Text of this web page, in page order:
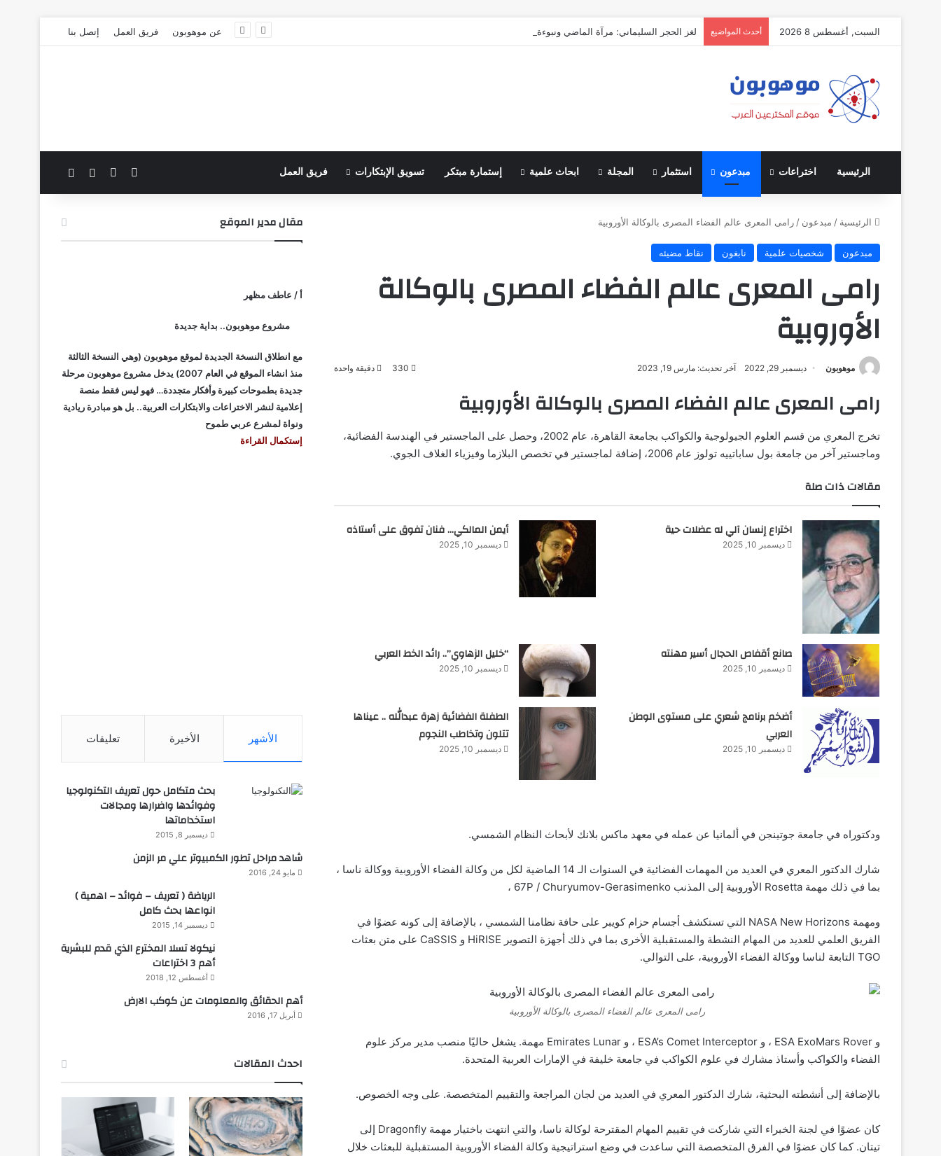
السبت, أغسطس 8 2026 أحدث المواضيع لغز الحجر السليماني: مرآة الماضي ونبوءة الزوال عن موهوبون فريق العمل إتصل بنا
الرئيسية اختراعات مبدعون استثمار المجلة ابحاث علمية إستمارة مبتكر تسويق الإبتكارات فريق العمل فيسبوك الوضع المظلم
الرئيسية / مبدعون / رامى المعرى عالم الفضاء المصرى بالوكالة الأوروبية
مبدعون شخصيات علمية نابغون نقاط مضيئه
رامى المعرى عالم الفضاء المصرى بالوكالة
الأوروبية
موهوبون ديسمبر 29, 2022 آخر تحديث: مارس 19, 2023 330 دقيقة واحدة
رامى المعرى عالم الفضاء المصرى بالوكالة الأوروبية
تخرج المعري من قسم العلوم الجيولوجية والكواكب بجامعة القاهرة، عام 2002، وحصل على الماجستير في الهندسة الفضائية،
وماجستير آخر من جامعة بول ساباتييه تولوز عام 2006، إضافة لماجستير في تخصص البلازما وفيزياء الغلاف الجوي.
مقالات ذات صلة
اختراع إنسان آلي له عضلات حية
ديسمبر 10, 2025
أيمن المالكي… فنان تفوق على أستاذه
ديسمبر 10, 2025
صانع أقفاص الحجال أسير مهنته
ديسمبر 10, 2025
“خليل الزهاوي”.. رائد الخط العربي
ديسمبر 10, 2025
أضخم برنامج شعري على مستوى الوطن
العربي
ديسمبر 10, 2025
الطفلة الفضائية زهرة عبدالله .. عيناها
تتلون وتخاطب النجوم
ديسمبر 10, 2025
ودكتوراه في جامعة جوتينجن في ألمانيا عن عمله في معهد ماكس بلانك لأبحاث النظام الشمسي.
شارك الدكتور المعري في العديد من المهمات الفضائية في السنوات الـ 14 الماضية لكل من وكالة الفضاء الأوروبية ووكالة ناسا ،
بما في ذلك مهمة Rosetta الأوروبية إلى المذنب 67P / Churyumov-Gerasimenko ،
ومهمة NASA New Horizons التي تستكشف أجسام حزام كويبر على حافة نظامنا الشمسي ، بالإضافة إلى كونه عضوًا في
الفريق العلمي للعديد من المهام النشطة والمستقبلية الأخرى بما في ذلك أجهزة التصوير HiRISE و CaSSIS على متن بعثات
TGO التابعة لناسا ووكالة الفضاء الأوروبية، على التوالي.
رامى المعرى عالم الفضاء المصرى بالوكالة الأوروبية
و ESA ExoMars Rover ، و ESA’s Comet Interceptor ، و Emirates Lunar مهمة. يشغل حاليًا منصب مدير مركز علوم
الفضاء والكواكب وأستاذ مشارك في علوم الكواكب في جامعة خليفة في الإمارات العربية المتحدة.
بالإضافة إلى أنشطته البحثية، شارك الدكتور المعري في العديد من لجان المراجعة والتقييم المتخصصة. على وجه الخصوص.
كان عضوًا في لجنة الخبراء التي شاركت في تقييم المهام المقترحة لوكالة ناسا، والتي انتهت باختيار مهمة Dragonfly إلى
تيتان. كما كان عضوًا في الفرق المتخصصة التي ساعدت في وضع استراتيجية وكالة الفضاء الأوروبية المستقبلية للبعثات خلال
مقال مدير الموقع
أ / عاطف مظهر
مشروع موهوبون.. بداية جديدة
مع انطلاق النسخة الجديدة لموقع موهوبون (وهي النسخة الثالثة
منذ انشاء الموقع في العام 2007) يدخل مشروع موهوبون مرحلة
جديدة بطموحات كبيرة وأفكار متجددة… فهو ليس فقط منصة
إعلامية لنشر الاختراعات والابتكارات العربية.. بل هو مبادرة ريادية
ونواة لمشرع عربي طموح
إستكمال القراءة
الأشهر الأخيرة تعليقات
بحث متكامل حول تعريف التكنولوجيا
وفوائدها واضرارها ومجالات
استخداماتها
ديسمبر 8, 2015
شاهد مراحل تطور الكمبيوتر علي مر الزمن
مايو 24, 2016
الرياضة ( تعريف – فوائد – اهمية )
انواعها بحث كامل
ديسمبر 14, 2015
نيكولا تسلا المخترع الذي قدم للبشرية
أهم 3 اختراعات
أغسطس 12, 2018
أهم الحقائق والمعلومات عن كوكب الارض
أبريل 17, 2016
احدث المقالات